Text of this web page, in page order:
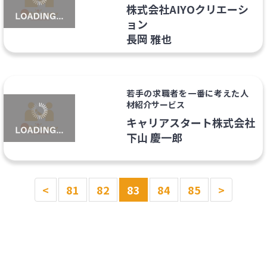
株式会社AIYOクリエーシ
ョン
長岡 雅也
若手の求職者を一番に考えた人
材紹介サービス
キャリアスタート株式会社
下山 慶一郎
< 81 82 83 84 85 >